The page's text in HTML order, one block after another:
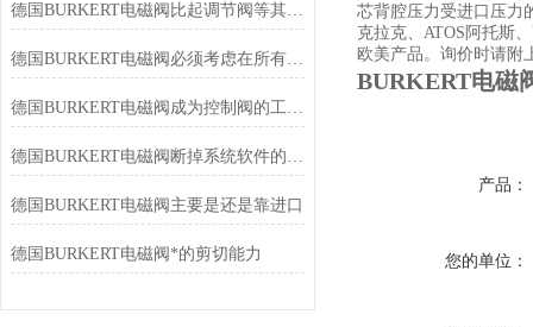
德国BURKERT电磁阀比起调节阀等其它种类执行器易于安装维护
德国BURKERT电磁阀必须考虑在所有操作工况下
德国BURKERT电磁阀成为控制阀的工业域中发展快的一种阀门
德国BURKERT电磁阀断掉系统软件的气源管道
德国BURKERT电磁阀主要是还是靠进口
德国BURKERT电磁阀*的剪切能力
芯背腔压力受进口压力
克拉克、ATOS阿托斯
欧美产品。询价时请附
BURKERT电磁
产品：
您的单位：